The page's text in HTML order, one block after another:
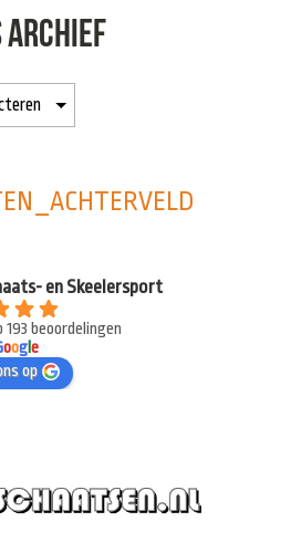
en Skeelersport
193 beoordelingen
oogle
op